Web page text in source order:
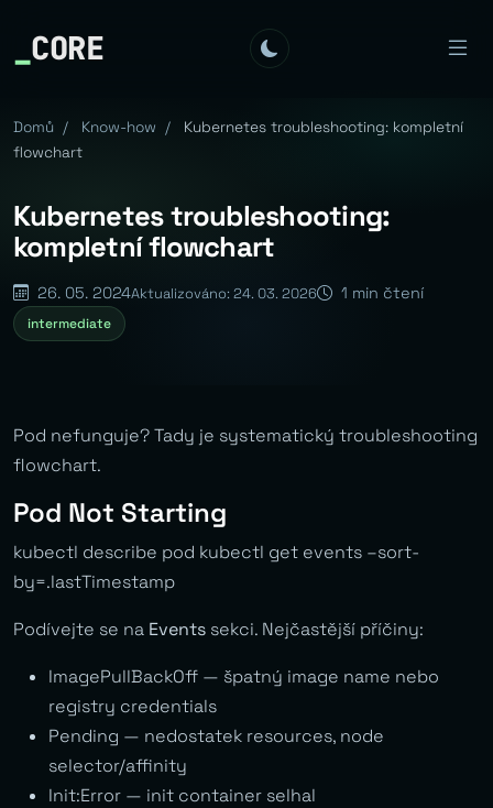
_CORE
Domů / Know-how /
Kubernetes troubleshooting: kompletní
flowchart
Kubernetes troubleshooting:
kompletní flowchart
26. 05. 2024Aktualizováno: 24. 03. 2026 1 min čtení
intermediate
Pod nefunguje? Tady je systematický troubleshooting
flowchart.
Pod Not Starting
kubectl describe pod kubectl get events –sort-
by=.lastTimestamp
Podívejte se na Events sekci. Nejčastější příčiny:
ImagePullBackOff — špatný image name nebo
registry credentials
Pending — nedostatek resources, node
selector/affinity
Init:Error — init container selhal